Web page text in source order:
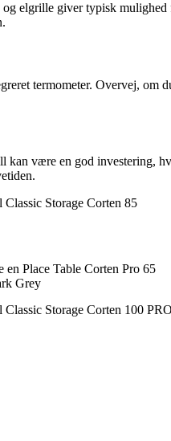
elgrille giver typisk
termometer. Overvej,
kan være en god
Storage Corten 85
Place Table Corten Pro 65
Grey
Storage Corten 100 PRO